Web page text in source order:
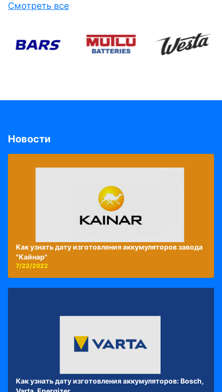
Смотреть все
Новости
Как узнать дату изготовления аккумуляторов завода
"Кайнар"
7/22/2022
Как узнать дату изготовления аккумуляторов: Bosch,